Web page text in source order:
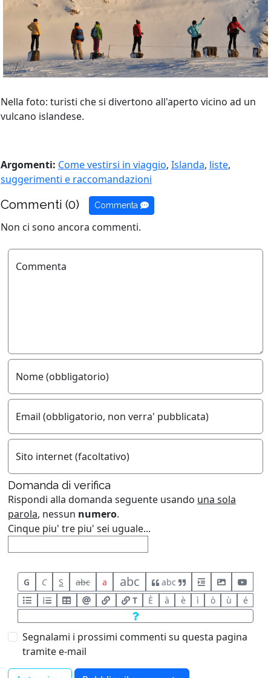
Nella foto: turisti che si divertono all'aperto vicino ad un
vulcano islandese.
Argomenti: Come vestirsi in viaggio, Islanda, liste,
suggerimenti e raccomandazioni
Commenti (0) Commenta
Non ci sono ancora commenti.
Commenta
Nome (obbligatorio)
Email (obbligatorio, non verra' pubblicata)
Sito internet (facoltativo)
Domanda di verifica
Rispondi alla domanda seguente usando una sola
parola, nessun numero.
Cinque piu' tre piu' sei uguale...
G C S abc a abc
abc
T
È à è ì ò ù é
Segnalami i prossimi commenti su questa pagina
tramite e-mail